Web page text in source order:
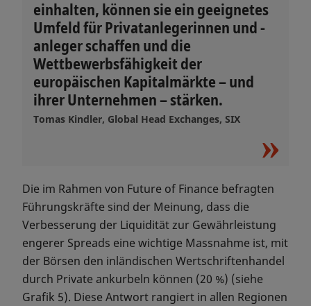
einhalten, können sie ein geeignetes
Umfeld für Privatanlegerinnen und -
anleger schaffen und die
Wettbewerbsfähigkeit der
europäischen Kapitalmärkte – und
ihrer Unternehmen – stärken.
Tomas Kindler, Global Head Exchanges, SIX
Die im Rahmen von Future of Finance befragten
Führungskräfte sind der Meinung, dass die
Verbesserung der Liquidität zur Gewährleistung
engerer Spreads eine wichtige Massnahme ist, mit
der Börsen den inländischen Wertschriftenhandel
durch Private ankurbeln können (20 %) (siehe
Grafik 5). Diese Antwort rangiert in allen Regionen